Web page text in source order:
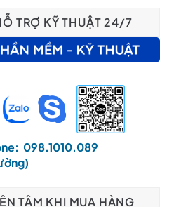
TRỢ KỸ THUẬT 24/7
098.1010.089
TÂM KHI MUA HÀNG